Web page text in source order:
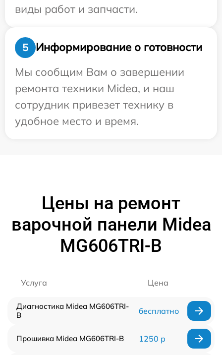
виды работ и запчасти.
5
Информирование о готовности
Мы сообщим Вам о завершении
ремонта техники Midea, и наш
сотрудник привезет технику в
удобное место и время.
Цены на ремонт
варочной панели Midea
MG606TRI-B
Услуга Цена
Диагностика Midea MG606TRI-
B
бесплатно
Прошивка Midea MG606TRI-B 1250 р